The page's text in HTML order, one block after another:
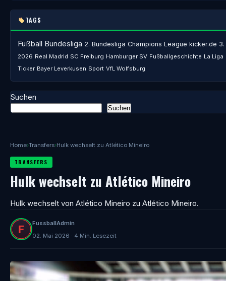
Home›Transfers›Hulk wechselt zu Atlético Mineiro
TRANSFERS
Hulk wechselt zu Atlético Mineiro
Hulk wechselt von Atlético Mineiro zu Atlético Mineiro.
FussballAdmin
02. Mai 2026 · 4 Min. Lesezeit
TAGS
Fußball Bundesliga 2. Bundesliga Champions League kicker.de 3.
2026 Real Madrid SC Freiburg Hamburger SV Fußballgeschichte La Liga
Ticker Bayer Leverkusen Sport VfL Wolfsburg
Suchen
Suchen